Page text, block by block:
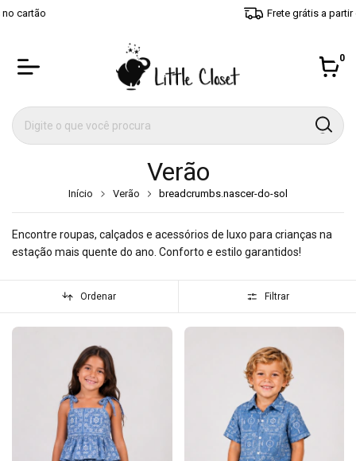
Frete grátis a partir de R$ 600,00
0
Verão
Início Verão breadcrumbs.nascer-do-sol
Encontre roupas, calçados e acessórios de luxo para crianças na
estação mais quente do ano. Conforto e estilo garantidos!
Ordenar Filtrar